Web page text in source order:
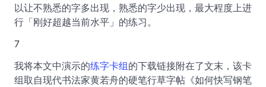
以让不熟悉的字多出现，熟悉的字少出现，最大程度上进
行「刚好超越当前水平」的练习。
7
我将本文中演示的练字卡组的下载链接附在了文末，该卡
组取自现代书法家黄若舟的硬笔行草字帖《如何快写钢笔